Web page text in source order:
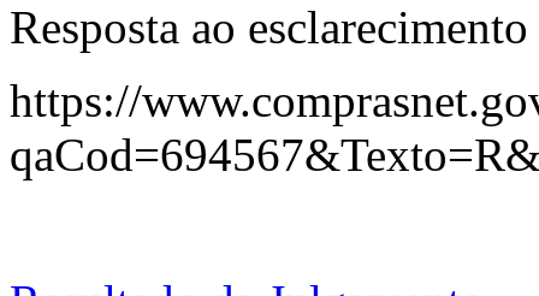
Resposta ao
https://